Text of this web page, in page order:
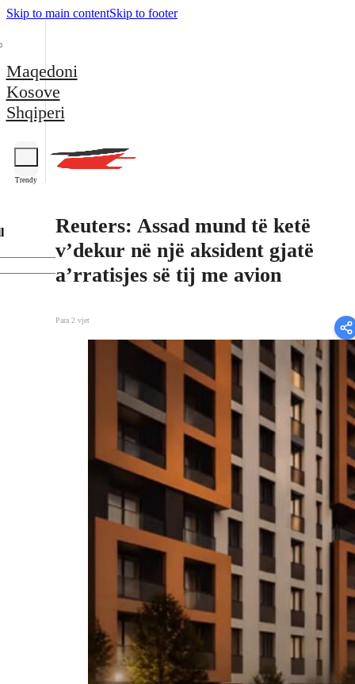
Skip to main contentSkip to footer
Maqedoni
Kosove
Shqiperi
Trendy
Reuters: Assad mund të ketë
v’dekur në një aksident gjatë
a’rratisjes së tij me avion
Para 2 vjet